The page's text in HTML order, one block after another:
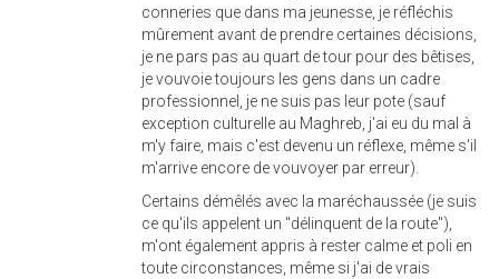
conneries que dans ma jeunesse, je réfléchis
mûrement avant de prendre certaines décisions,
je ne pars pas au quart de tour pour des bêtises,
je vouvoie toujours les gens dans un cadre
professionnel, je ne suis pas leur pote (sauf
exception culturelle au Maghreb, j'ai eu du mal à
m'y faire, mais c'est devenu un réflexe, même s'il
m'arrive encore de vouvoyer par erreur).
Certains démêlés avec la maréchaussée (je suis
ce qu'ils appelent un "délinquent de la route"),
m'ont également appris à rester calme et poli en
toute circonstances, même si j'ai de vrais